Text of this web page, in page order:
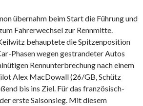
übernahm beim Start die Führung und
Fahrerwechsel zur Rennmitte.
behauptete die Spitzenposition
Phasen wegen gestrandeter Autos
Rennunterbrechung nach einem
Alex MacDowall (26/GB, Schütz
bis ins Ziel. Für das französisch-
erste Saisonsieg. Mit diesem